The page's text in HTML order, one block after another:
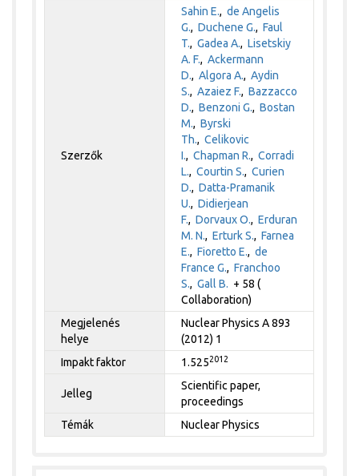
Szerzők
Sahin E.,de Angelis
G.,Duchene G.,Faul
T.,Gadea A.,Lisetskiy
A. F.,Ackermann
D.,Algora A.,Aydin
S.,Azaiez F.,Bazzacco
D.,Benzoni G.,Bostan
M.,Byrski
Th.,Celikovic
I.,Chapman R.,Corradi
L.,Courtin S.,Curien
D.,Datta-Pramanik
U.,Didierjean
F.,Dorvaux O.,Erduran
M. N.,Erturk S.,Farnea
E.,Fioretto E.,de
France G.,Franchoo
S.,Gall B. + 58 (
Collaboration)
Megjelenés
helye
Nuclear Physics A 893
(2012) 1
Impakt faktor
1.5252012
Jelleg
Scientific paper,
proceedings
Témák
Nuclear Physics